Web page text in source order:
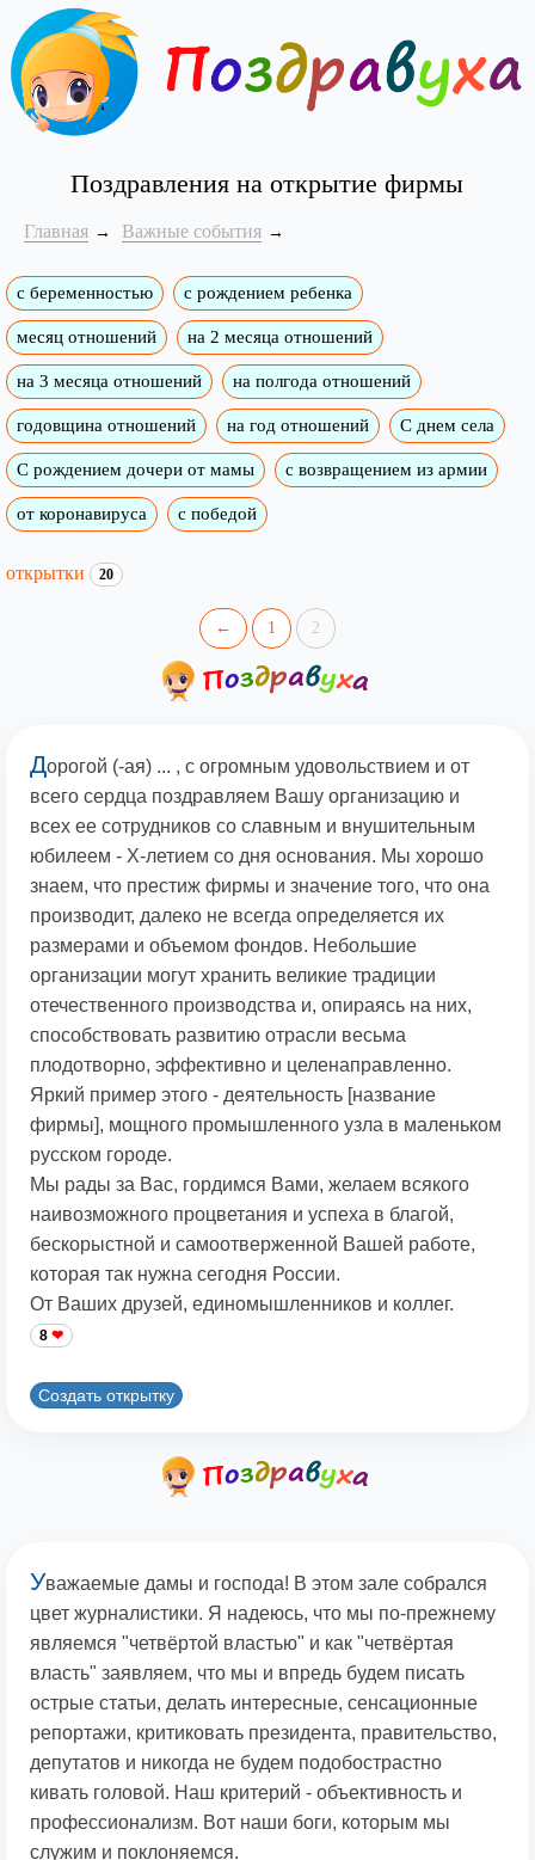
Поздравления на открытие фирмы
Главная Важные события
с беременностью с рождением ребенка
месяц отношений на 2 месяца отношений
на 3 месяца отношений на полгода отношений
годовщина отношений на год отношений С днем села
С рождением дочери от мамы с возвращением из армии
от коронавируса с победой
открытки 20
← 1 2
Дорогой (-ая) ... , с огромным удовольствием и oт
всего сердца поздравляем Вашу организацию и
всех ее сотрудников со славным и внушительным
юбилеем - X-летием со дня основания. Мы хорошо
знаем, что престиж фирмы и значение того, что она
производит, далеко не всегда определяется их
размерами и объемом фондов. Небольшие
организации могут хранить великие традиции
отечественного производства и, опираясь на них,
способствовать развитию отрасли весьма
плодотворно, эффективно и целенаправленно.
Яркий пример этого - деятельность [название
фирмы], мощного промышленного узла в маленьком
русском городе.
Мы рады за Вас, гордимся Вами, желаем всякого
наивозможного процветания и успеха в благой,
бескорыстной и самоотверженной Вашей работе,
которая так нужна сегодня России.
От Ваших друзей, единомышленников и коллег.
8
Создать открытку
Уважаемые дамы и господа! В этом зале собрался
цвет журналистики. Я надеюсь, что мы по-прежнему
являемся "четвёртой властью" и как "четвёртая
власть" заявляем, что мы и впредь будем писать
острые статьи, делать интересные, сенсационные
репортажи, критиковать президента, правительство,
депутатов и никогда не будем подобострастно
кивать головой. Наш критерий - объективность и
профессионализм. Вот наши боги, которым мы
служим и поклоняемся.